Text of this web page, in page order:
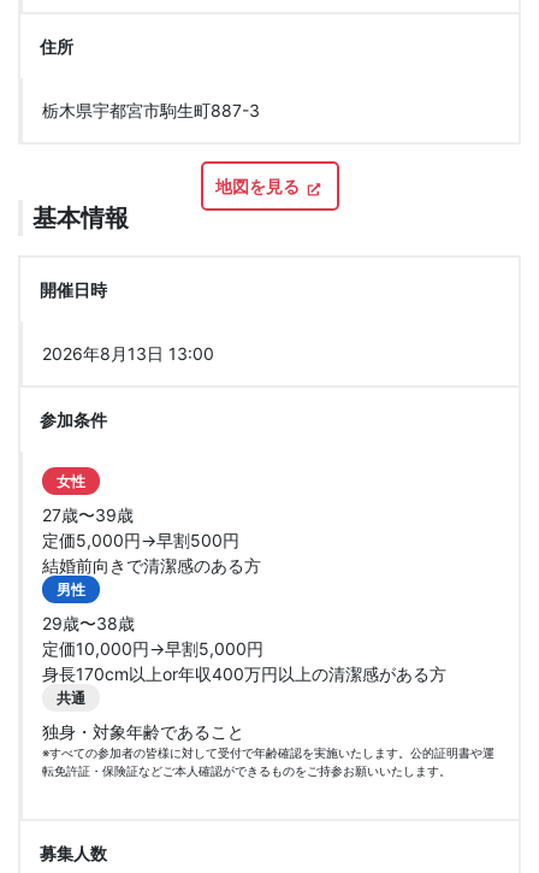
住所
栃木県宇都宮市駒生町887-3
地図を見る
基本情報
開催日時
2026年8月13日 13:00
参加条件
女性
27歳〜39歳
定価5,000円→早割500円
結婚前向きで清潔感のある方
男性
29歳〜38歳
定価10,000円→早割5,000円
身長170cm以上or年収400万円以上の清潔感がある方
共通
独身・対象年齢であること
※すべての参加者の皆様に対して受付で年齢確認を実施いたします。公的証明書や運
転免許証・保険証などご本人確認ができるものをご持参お願いいたします。
募集人数